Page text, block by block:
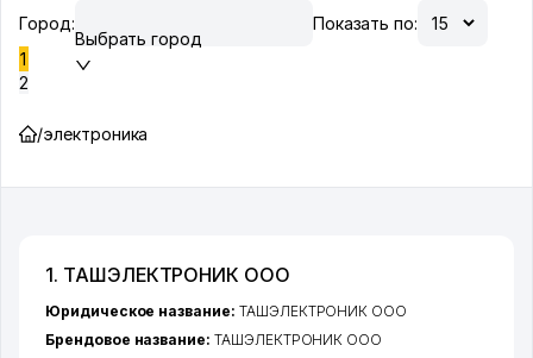
Город:
Выбрать город
Показать по:
1
2
/электроника
1. ТАШЭЛЕКТРОНИК ООО
Юридическое название: ТАШЭЛЕКТРОНИК ООО
Брендовое название: ТАШЭЛЕКТРОНИК ООО